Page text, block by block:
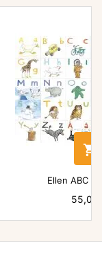

Ellen ABC
Pris
55,00